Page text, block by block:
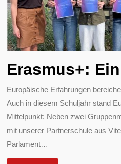
Erasmus+:
Europäische Erfahrungen
Auch in diesem Schuljahr stand
Mittelpunkt: Neben zwei
mit unserer Partnerschule aus
Parlament…